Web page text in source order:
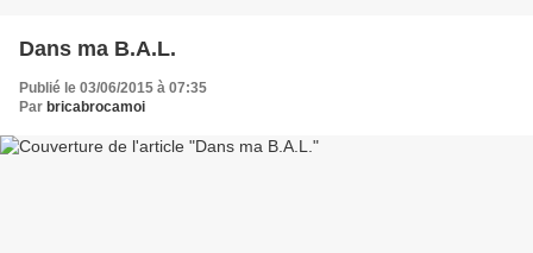
Dans ma B.A.L.
Publié le 03/06/2015 à 07:35
Par bricabrocamoi